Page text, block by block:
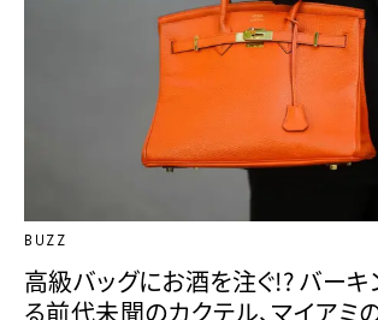
BUZZ
高級バッグにお酒を注ぐ!? バー
る前代未聞のカクテル、マイアミ